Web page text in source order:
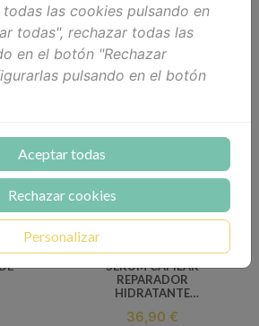
AGUA MICELAR + GEL
LIMPIADOR
43,90 €
Añadir al
SERUM CAPILAR
REPARADOR
HIDRATANTE
36,90 €
las cookies pulsando en
todas", rechazar todas las
en el botón "Rechazar
pulsando en el botón
Aceptar todas
Rechazar cookies
Personalizar